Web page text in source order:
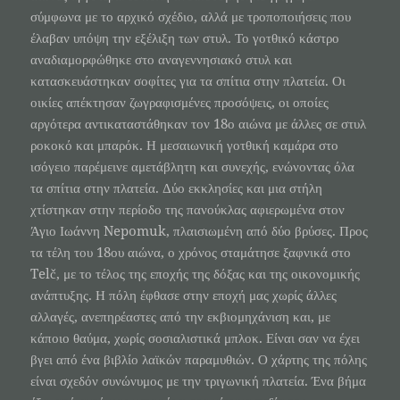
σύμφωνα με το αρχικό σχέδιο, αλλά με τροποποιήσεις που
έλαβαν υπόψη την εξέλιξη των στυλ. Το γοτθικό κάστρο
αναδιαμορφώθηκε στο αναγεννησιακό στυλ και
κατασκευάστηκαν σοφίτες για τα σπίτια στην πλατεία. Οι
οικίες απέκτησαν ζωγραφισμένες προσόψεις, οι οποίες
αργότερα αντικαταστάθηκαν τον 18ο αιώνα με άλλες σε στυλ
ροκοκό και μπαρόκ. Η μεσαιωνική γοτθική καμάρα στο
ισόγειο παρέμεινε αμετάβλητη και συνεχής, ενώνοντας όλα
τα σπίτια στην πλατεία. Δύο εκκλησίες και μια στήλη
χτίστηκαν στην περίοδο της πανούκλας αφιερωμένα στον
Άγιο Ιωάννη Nepomuk, πλαισιωμένη από δύο βρύσες. Προς
τα τέλη του 18ου αιώνα, ο χρόνος σταμάτησε ξαφνικά στο
Telč, με το τέλος της εποχής της δόξας και της οικονομικής
ανάπτυξης. Η πόλη έφθασε στην εποχή μας χωρίς άλλες
αλλαγές, ανεπηρέαστες από την εκβιομηχάνιση και, με
κάποιο θαύμα, χωρίς σοσιαλιστικά μπλοκ. Είναι σαν να έχει
βγει από ένα βιβλίο λαϊκών παραμυθιών. Ο χάρτης της πόλης
είναι σχεδόν συνώνυμος με την τριγωνική πλατεία. Ένα βήμα